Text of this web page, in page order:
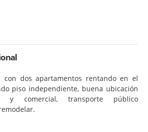
con dos apartamentos rentando en el
piso independiente, buena ubicación
y comercial, transporte público